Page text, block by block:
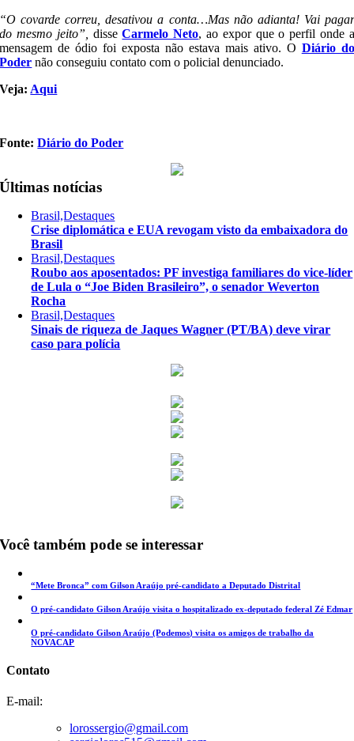
“O covarde correu, desativou a conta…Mas não adianta! Vai pagar
do mesmo jeito”,
disseCarmelo Neto, ao expor que o perfil onde a
mensagem de ódio foi exposta não estava mais ativo. O Diário do
Poder não conseguiu contato com o policial denunciado.
Veja: Aqui
Fonte:Diário do Poder
Últimas notícias
Brasil,Destaques
Crise diplomática e EUA revogam visto da embaixadora do
Brasil
Brasil,Destaques
Roubo aos aposentados: PF investiga familiares do vice-líder
de Lula o “Joe Biden Brasileiro”, o senador Weverton
Rocha
Brasil,Destaques
Sinais de riqueza de Jaques Wagner (PT/BA) deve virar
caso para polícia
Você também pode se interessar
“Mete Bronca” com Gilson Araújo pré-candidato a Deputado Distrital
O pré-candidato Gilson Araújo visita o hospitalizado ex-deputado federal Zé Edmar
O pré-candidato Gilson Araújo (Podemos) visita os amigos de trabalho da
NOVACAP
Contato
E-mail:
lorossergio@gmail.com